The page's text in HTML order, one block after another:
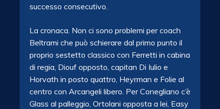
successo consecutivo.
La cronaca. Non ci sono problemi per coach
Beltrami che può schierare dal primo punto il
proprio sestetto classico con Ferretti in cabina
di regia, Diouf opposto, capitan Di Iulio e
Horvath in posto quattro, Heyrman e Folie al
centro con Arcangeli libero. Per Conegliano c’è
Glass al palleggio, Ortolani opposta a lei, Easy